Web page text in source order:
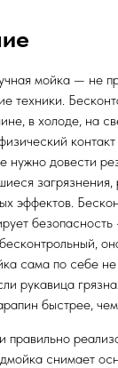
мойка — не
техники.
в холоде, на
нужно довести
эффектов.
сама по себе не
рукавица
быстрее,
правильно
снимает